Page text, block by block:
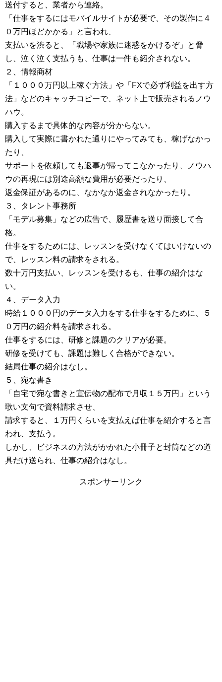
送付すると、業者から連絡。
「仕事をするにはモバイルサイトが必要で、その製作に４
０万円ほどかかる」と言われ、
支払いを渋ると、「職場や家族に迷惑をかけるぞ」と脅
し、泣く泣く支払うも、仕事は一件も紹介されない。
２、情報商材
「１０００万円以上稼ぐ方法」や「FXで必ず利益を出す方
法」などのキャッチコピーで、ネット上で販売されるノウ
ハウ。
購入するまで具体的な内容が分からない。
購入して実際に書かれた通りにやってみても、稼げなかっ
たり、
サポートを依頼しても返事が帰ってこなかったり、ノウハ
ウの再現には別途高額な費用が必要だったり、
返金保証があるのに、なかなか返金されなかったり。
３、タレント事務所
「モデル募集」などの広告で、履歴書を送り面接して合
格。
仕事をするためには、レッスンを受けなくてはいけないの
で、レッスン料の請求をされる。
数十万円支払い、レッスンを受けるも、仕事の紹介はな
い。
４、データ入力
時給１０００円のデータ入力をする仕事をするために、５
０万円の紹介料を請求される。
仕事をするには、研修と課題のクリアが必要。
研修を受けても、課題は難しく合格ができない。
結局仕事の紹介はなし。
５、宛な書き
「自宅で宛な書きと宣伝物の配布で月収１５万円」という
歌い文句で資料請求させ、
請求すると、１万円くらいを支払えば仕事を紹介すると言
われ、支払う。
しかし、ビジネスの方法がかかれた小冊子と封筒などの道
具だけ送られ、仕事の紹介はなし。
スポンサーリンク